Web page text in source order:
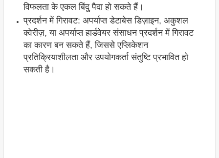
विफलता के एकल बिंदु पैदा हो सकते हैं।
प्रदर्शन में गिरावट: अपर्याप्त डेटाबेस डिज़ाइन, अकुशल
क्वेरीज़, या अपर्याप्त हार्डवेयर संसाधन प्रदर्शन में गिरावट
का कारण बन सकते हैं, जिससे एप्लिकेशन
प्रतिक्रियाशीलता और उपयोगकर्ता संतुष्टि प्रभावित हो
सकती है।